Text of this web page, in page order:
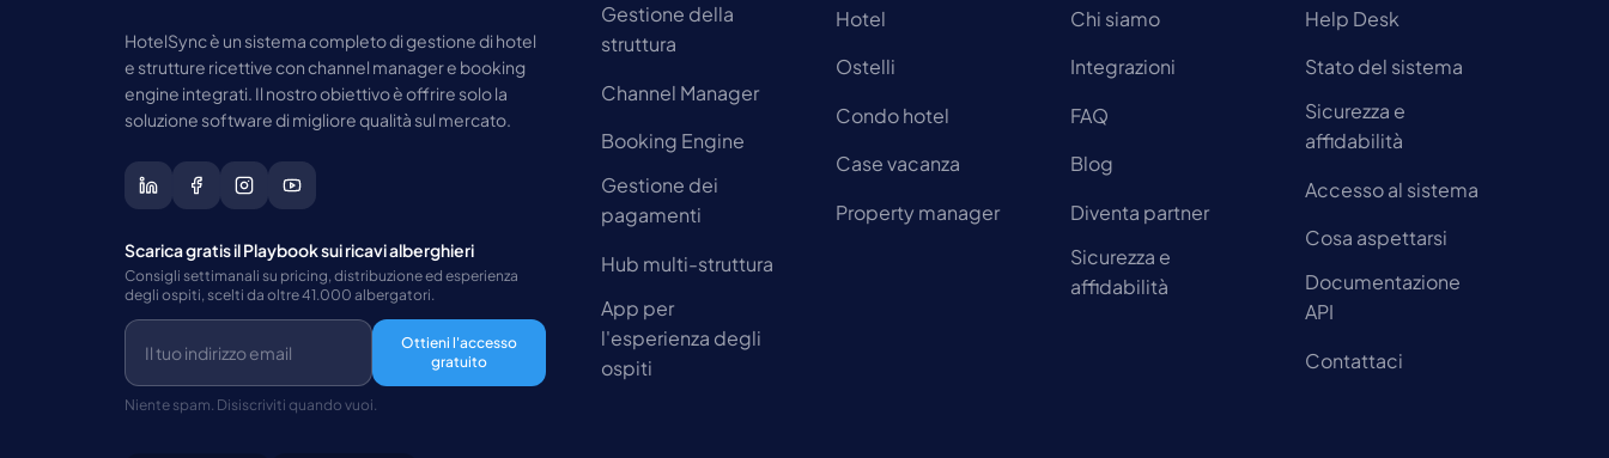
HotelSync è un sistema completo di gestione di hotel
e strutture ricettive con channel manager e booking
engine integrati. Il nostro obiettivo è offrire solo la
soluzione software di migliore qualità sul mercato.
Scarica gratis il Playbook sui ricavi alberghieri
Consigli settimanali su pricing, distribuzione ed esperienza
degli ospiti, scelti da oltre 41.000 albergatori.
Ottieni l'accesso
gratuito
Niente spam. Disiscriviti quando vuoi.
Gestione della
struttura
Channel Manager
Booking Engine
Gestione dei
pagamenti
Hub multi-struttura
App per
l'esperienza degli
ospiti
Hotel
Ostelli
Condo hotel
Case vacanza
Property manager
Chi siamo
Integrazioni
FAQ
Blog
Diventa partner
Sicurezza e
affidabilità
Help Desk
Stato del sistema
Sicurezza e
affidabilità
Accesso al sistema
Cosa aspettarsi
Documentazione
API
Contattaci